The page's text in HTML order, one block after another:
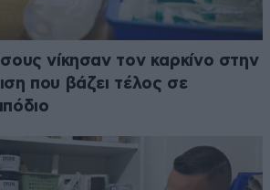
νίκησαν τον καρκίνο στην
που βάζει τέλος σε